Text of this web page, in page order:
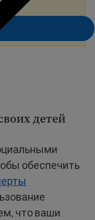
детей
обеспечить
что ваши